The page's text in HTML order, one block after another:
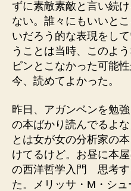
ずに素敵素敵と言い続
ない。誰々にもいいと
いだろう的な表現をし
うことは当時、このよ
ピンとこなかった可能
今、読めてよかった。
昨日、アガンベンを勉
の本ばかり読んでるよ
とは女が女の分析家の
けてるけど。お昼に本
の西洋哲学入門 思考す
た。メリッサ・M・シ